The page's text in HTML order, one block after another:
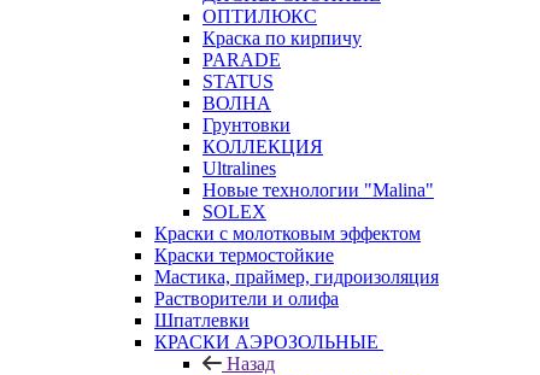
ОПТИЛЮКС
Краска по кирпичу
PARADE
STATUS
ВОЛНА
Грунтовки
КОЛЛЕКЦИЯ
Ultralines
Новые технологии "Malina"
SOLEX
Краски с молотковым эффектом
Краски термостойкие
Мастика, праймер, гидроизоляция
Растворители и олифа
Шпатлевки
КРАСКИ АЭРОЗОЛЬНЫЕ
Назад